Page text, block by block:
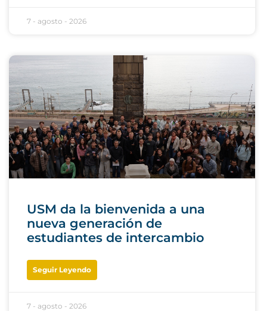
7 - agosto - 2026
USM da la bienvenida a una
nueva generación de
estudiantes de intercambio
Seguir Leyendo
7 - agosto - 2026